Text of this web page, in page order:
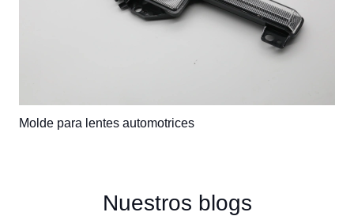
Molde para lentes automotrices
Nuestros blogs